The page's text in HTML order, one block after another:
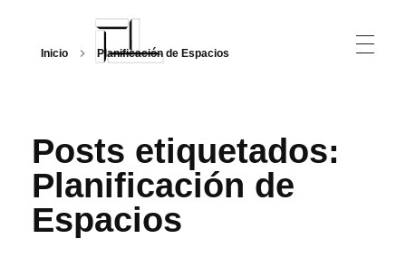
Inicio Planificación de Espacios
Posts etiquetados:
Planificación de
Espacios